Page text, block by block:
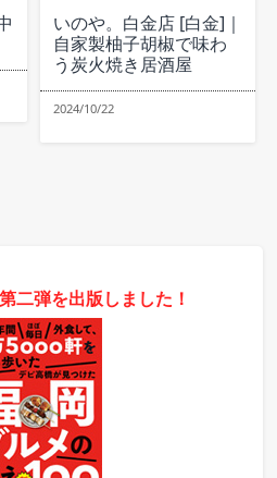
いのや。白金店 [白金]｜
自家製柚子胡椒で味わ
う炭火焼き居酒屋
2024/10/22
二弾を出版しました！